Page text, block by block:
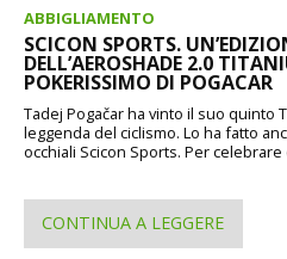
ABBIGLIAMENTO
SCICON SPORTS.
DELL’AEROSHADE 2.0
POKERISSIMO DI POGACAR
Tadej Pogačar ha vinto il suo quinto
leggenda del ciclismo. Lo ha fatto
occhiali Scicon Sports. Per
CONTINUA A LEGGERE